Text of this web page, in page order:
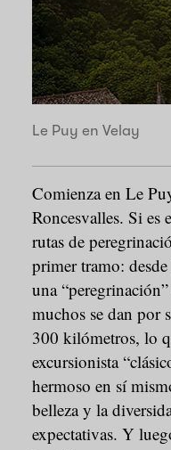
Le Puy en Velay
Comienza en Le
Roncesvalles. Si es
rutas de
primer tramo:
una
muchos se dan por
300 kilómetros, lo
excursionista
hermoso en sí
belleza y la
expectativas. Y